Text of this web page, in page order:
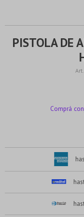
PISTOLA DE
Comprá con